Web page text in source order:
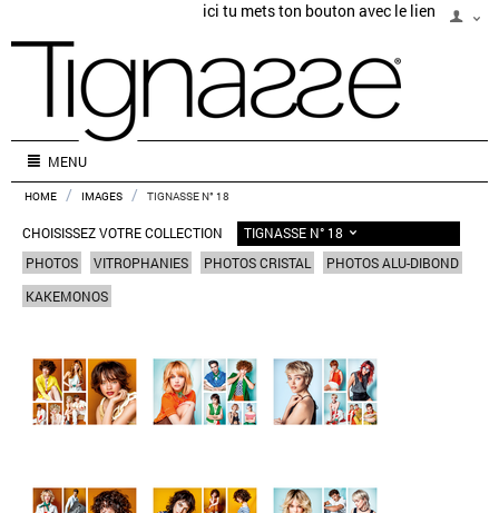
ici tu mets ton bouton avec le lien
MENU
HOME / IMAGES / TIGNASSE N° 18
CHOISISSEZ VOTRE COLLECTION
TIGNASSE N° 18
PHOTOS
VITROPHANIES PHOTOS CRISTAL
PHOTOS ALU-DIBOND
KAKEMONOS